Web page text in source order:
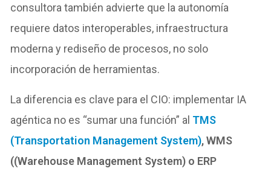
consultora también advierte que la autonomía
requiere datos interoperables, infraestructura
moderna y rediseño de procesos, no solo
incorporación de herramientas.
La diferencia es clave para el CIO: implementar IA
agéntica no es “sumar una función” al TMS
(Transportation Management System), WMS
((Warehouse Management System) o ERP